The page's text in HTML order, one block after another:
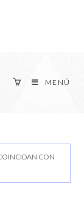
MENÚ
CON